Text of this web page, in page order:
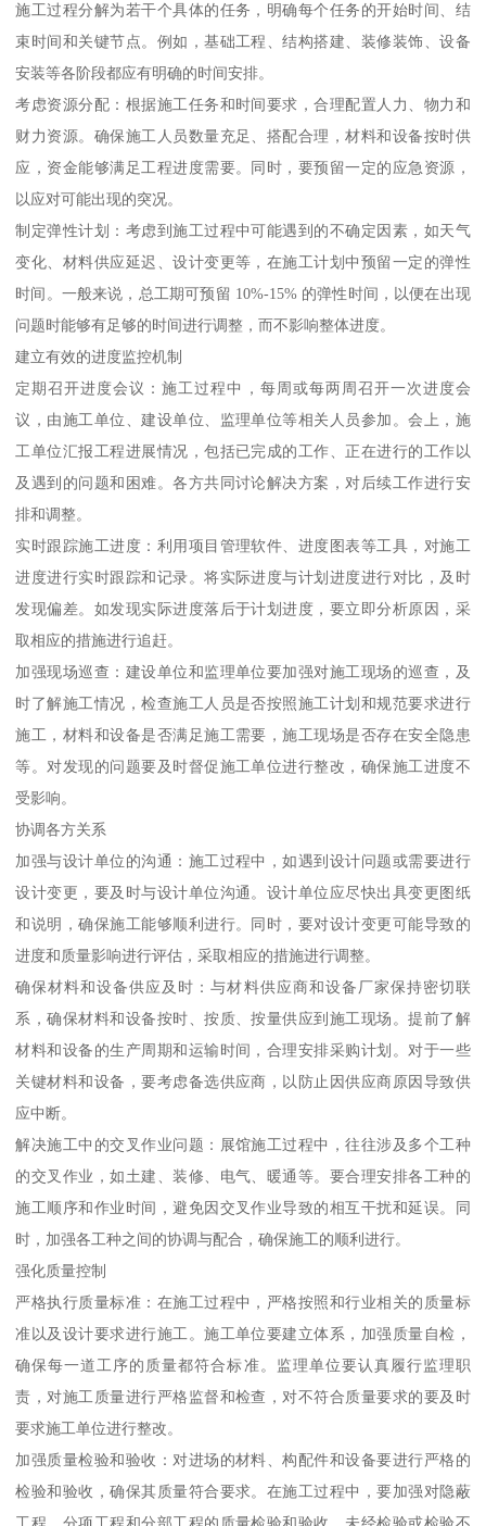
施工过程分解为若干个具体的任务，明确每个任务的开始时间、结
束时间和关键节点。例如，基础工程、结构搭建、装修装饰、设备
安装等各阶段都应有明确的时间安排。
考虑资源分配：根据施工任务和时间要求，合理配置人力、物力和
财力资源。确保施工人员数量充足、搭配合理，材料和设备按时供
应，资金能够满足工程进度需要。同时，要预留一定的应急资源，
以应对可能出现的突况。
制定弹性计划：考虑到施工过程中可能遇到的不确定因素，如天气
变化、材料供应延迟、设计变更等，在施工计划中预留一定的弹性
时间。一般来说，总工期可预留 10%-15% 的弹性时间，以便在出现
问题时能够有足够的时间进行调整，而不影响整体进度。
建立有效的进度监控机制
定期召开进度会议：施工过程中，每周或每两周召开一次进度会
议，由施工单位、建设单位、监理单位等相关人员参加。会上，施
工单位汇报工程进展情况，包括已完成的工作、正在进行的工作以
及遇到的问题和困难。各方共同讨论解决方案，对后续工作进行安
排和调整。
实时跟踪施工进度：利用项目管理软件、进度图表等工具，对施工
进度进行实时跟踪和记录。将实际进度与计划进度进行对比，及时
发现偏差。如发现实际进度落后于计划进度，要立即分析原因，采
取相应的措施进行追赶。
加强现场巡查：建设单位和监理单位要加强对施工现场的巡查，及
时了解施工情况，检查施工人员是否按照施工计划和规范要求进行
施工，材料和设备是否满足施工需要，施工现场是否存在安全隐患
等。对发现的问题要及时督促施工单位进行整改，确保施工进度不
受影响。
协调各方关系
加强与设计单位的沟通：施工过程中，如遇到设计问题或需要进行
设计变更，要及时与设计单位沟通。设计单位应尽快出具变更图纸
和说明，确保施工能够顺利进行。同时，要对设计变更可能导致的
进度和质量影响进行评估，采取相应的措施进行调整。
确保材料和设备供应及时：与材料供应商和设备厂家保持密切联
系，确保材料和设备按时、按质、按量供应到施工现场。提前了解
材料和设备的生产周期和运输时间，合理安排采购计划。对于一些
关键材料和设备，要考虑备选供应商，以防止因供应商原因导致供
应中断。
解决施工中的交叉作业问题：展馆施工过程中，往往涉及多个工种
的交叉作业，如土建、装修、电气、暖通等。要合理安排各工种的
施工顺序和作业时间，避免因交叉作业导致的相互干扰和延误。同
时，加强各工种之间的协调与配合，确保施工的顺利进行。
强化质量控制
严格执行质量标准：在施工过程中，严格按照和行业相关的质量标
准以及设计要求进行施工。施工单位要建立体系，加强质量自检，
确保每一道工序的质量都符合标准。监理单位要认真履行监理职
责，对施工质量进行严格监督和检查，对不符合质量要求的要及时
要求施工单位进行整改。
加强质量检验和验收：对进场的材料、构配件和设备要进行严格的
检验和验收，确保其质量符合要求。在施工过程中，要加强对隐蔽